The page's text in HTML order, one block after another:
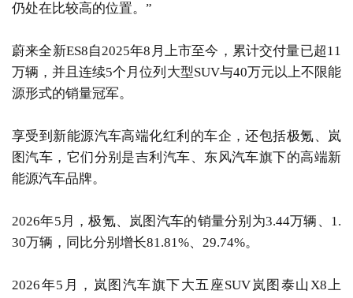
仍处在比较高的位置。”
蔚来全新ES8自2025年8月上市至今，累计交付量已超11
万辆，并且连续5个月位列大型SUV与40万元以上不限能
源形式的销量冠军。
享受到新能源汽车高端化红利的车企，还包括极氪、岚
图汽车，它们分别是吉利汽车、东风汽车旗下的高端新
能源汽车品牌。
2026年5月，极氪、岚图汽车的销量分别为3.44万辆、1.
30万辆，同比分别增长81.81%、29.74%。
2026年5月，岚图汽车旗下大五座SUV岚图泰山X8上